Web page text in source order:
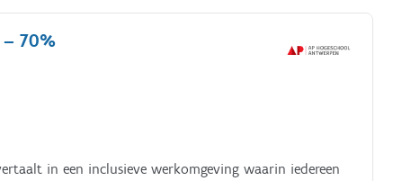
70%
in een inclusieve werkomgeving waarin iedereen